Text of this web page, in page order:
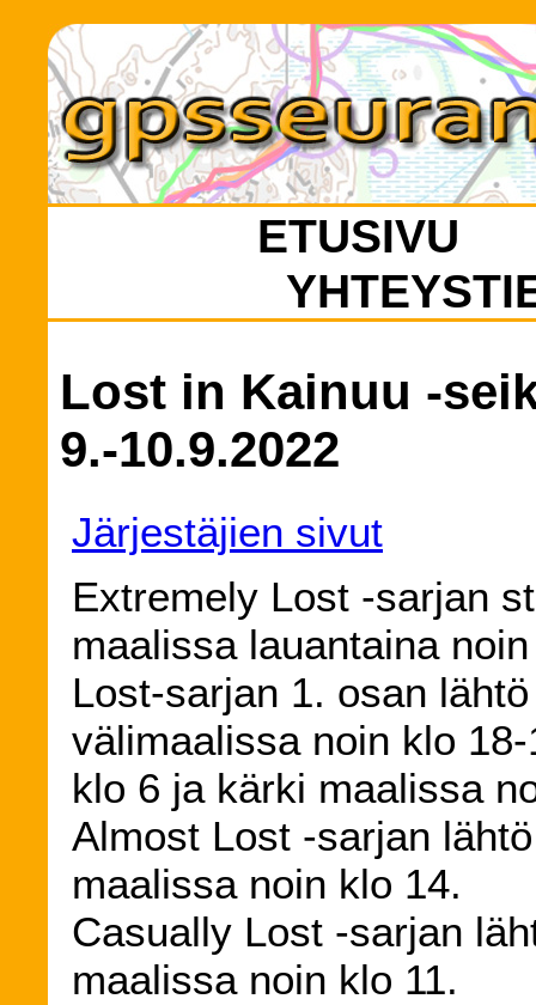
ETUSIVU
Lost in Kainuu -
9.-10.9.2022
Järjestäjien sivut
Extremely Lost -sarjan
maalissa lauantaina
Lost-sarjan 1. osan
välimaalissa noin klo
klo 6 ja kärki maalissa
Almost Lost -sarjan
maalissa noin klo 14.
Casually Lost -sarjan
maalissa noin klo 11.